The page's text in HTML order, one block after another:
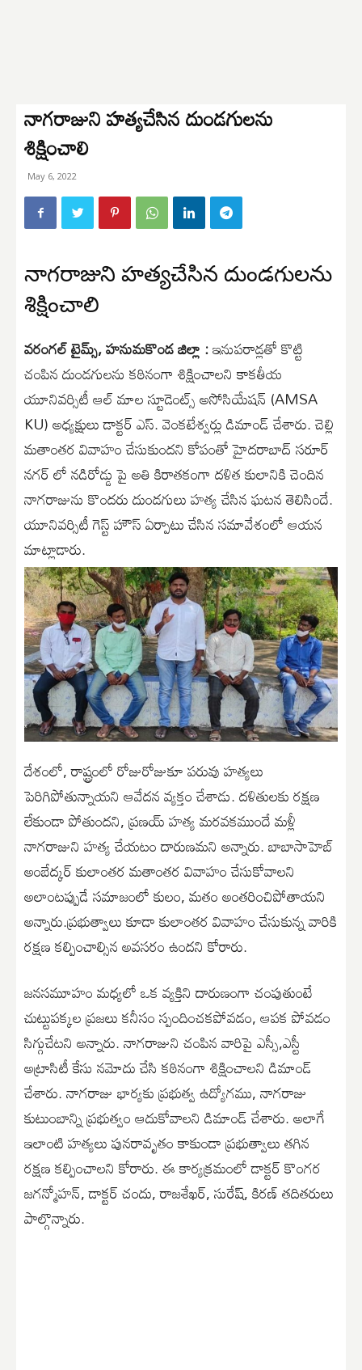
నాగరాజుని హత్యచేసిన దుండగులను
శిక్షించాలి
May 6, 2022
నాగరాజుని హత్యచేసిన దుండగులను
శిక్షించాలి
వరంగల్ టైమ్స్, హనుమకొండ జిల్లా :ఇనుపరాడ్లతో కొట్టి
చంపిన దుండగులను కఠినంగా శిక్షించాలని కాకతీయ
యూనివర్సిటీ ఆల్ మాల స్టూడెంట్స్ అసోసియేషన్ (AMSA
KU) అధ్యక్షులు డాక్టర్ ఎస్. వెంకటేశ్వర్లు డిమాండ్ చేశారు. చెల్లి
మతాంతర వివాహం చేసుకుందని కోపంతో హైదరాబాద్ సరూర్
నగర్ లో నడిరోడ్డు పై అతి కిరాతకంగా దళిత కులానికి చెందిన
నాగరాజును కొందరు దుండగులు హత్య చేసిన ఘటన తెలిసిందే.
యూనివర్సిటీ గెస్ట్ హౌస్ ఏర్పాటు చేసిన సమావేశంలో ఆయన
మాట్లాడారు.
దేశంలో, రాష్ట్రంలో రోజురోజుకూ పరువు హత్యలు
పెరిగిపోతున్నాయని ఆవేదన వ్యక్తం చేశాడు. దళితులకు రక్షణ
లేకుండా పోతుందని, ప్రణయ్ హత్య మరవకముందే మళ్లీ
నాగరాజుని హత్య చేయటం దారుణమని అన్నారు. బాబాసాహెబ్
అంబేద్కర్ కులాంతర మతాంతర వివాహం చేసుకోవాలని
అలాంటప్పుడే సమాజంలో కులం, మతం అంతరించిపోతాయని
అన్నారు.ప్రభుత్వాలు కూడా కులాంతర వివాహం చేసుకున్న వారికి
రక్షణ కల్పించాల్సిన అవసరం ఉందని కోరారు.
జనసమూహం మధ్యలో ఒక వ్యక్తిని దారుణంగా చంపుతుంటే
చుట్టుపక్కల ప్రజలు కనీసం స్పందించకపోవడం, ఆపక పోవడం
సిగ్గుచేటని అన్నారు. నాగరాజుని చంపిన వారిపై ఎస్సీ,ఎస్టీ
అట్రాసిటీ కేసు నమోదు చేసి కఠినంగా శిక్షించాలని డిమాండ్
చేశారు. నాగరాజు భార్యకు ప్రభుత్వ ఉద్యోగము, నాగరాజు
కుటుంబాన్ని ప్రభుత్వం ఆదుకోవాలని డిమాండ్ చేశారు. అలాగే
ఇలాంటి హత్యలు పునరావృతం కాకుండా ప్రభుత్వాలు తగిన
రక్షణ కల్పించాలని కోరారు. ఈ కార్యక్రమంలో డాక్టర్ కొంగర
జగన్మోహన్, డాక్టర్ చందు, రాజశేఖర్, సురేష్, కిరణ్ తదితరులు
పాల్గొన్నారు.